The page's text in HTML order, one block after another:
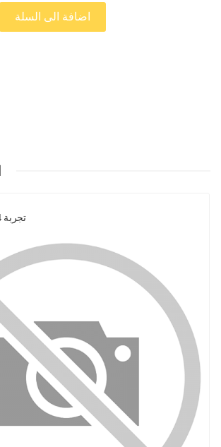
اضافة الى السلة
تجربة 24 - كرتونة 24 حبة